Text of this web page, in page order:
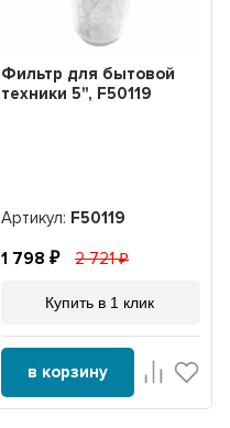
Фильтр для бытовой
техники 5", F50119
Артикул: F50119
1 798 2 721
Купить в 1 клик
в корзину